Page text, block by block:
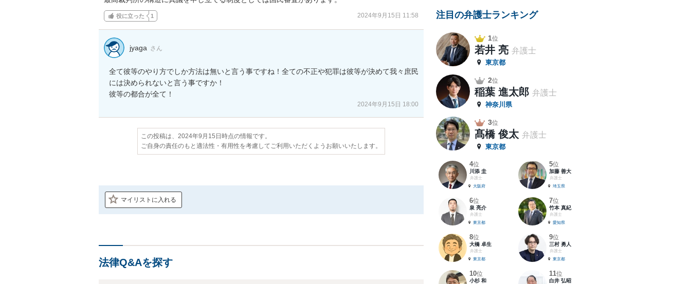
役に立った 1 2024年9月15日 11:58
jyaga さん
全て彼等のやり方でしか方法は無いと言う事ですね！全ての不正や犯罪は彼等が決めて我々庶民
には決められないと言う事ですか！
彼等の都合が全て！
2024年9月15日 18:00
この投稿は、2024年9月15日時点の情報です。
ご自身の責任のもと適法性・有用性を考慮してご利用いただくようお願いいたします。
マイリストに入れる
法律Q&Aを探す
注目の弁護士ランキング
1位
若井 亮 弁護士
東京都
2位
稲葉 進太郎 弁護士
神奈川県
3位
髙橋 俊太 弁護士
東京都
4位
川添 圭
弁護士
大阪府
5位
加藤 善大
弁護士
埼玉県
6位
泉 亮介
弁護士
東京都
7位
竹本 真紀
弁護士
愛知県
8位
大橋 卓生
弁護士
東京都
9位
三村 勇人
弁護士
東京都
10位
小杉 和
11位
白井 弘昭